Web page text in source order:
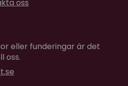
oss
eller funderingar är det
oss.